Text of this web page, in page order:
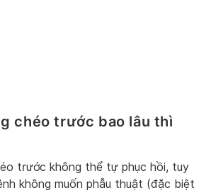
chéo trước bao lâu thì
trước không thể tự phục hồi, tuy
không muốn phẫu thuật (đặc biệt